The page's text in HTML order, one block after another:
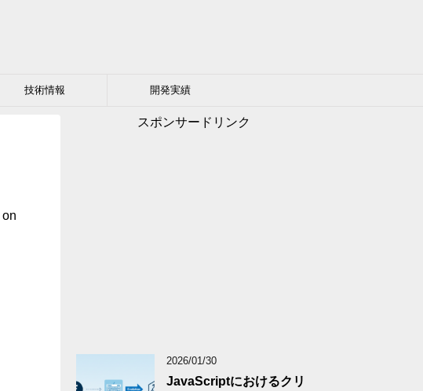
技術情報 開発実績
on
スポンサードリンク
2026/01/30
JavaScriptにおけるクリ